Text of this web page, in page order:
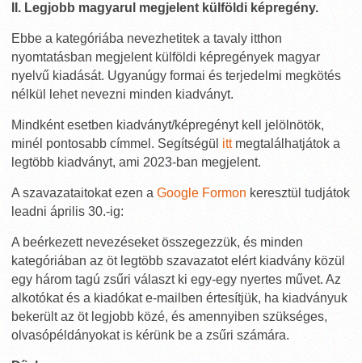
II. Legjobb magyarul megjelent külföldi képregény.
Ebbe a kategóriába nevezhetitek a tavaly itthon
nyomtatásban megjelent külföldi képregények magyar
nyelvű kiadását. Ugyanúgy formai és terjedelmi megkötés
nélkül lehet nevezni minden kiadványt.
Mindként esetben kiadványt/képregényt kell jelölnötök,
minél pontosabb címmel. Segítségül ittmegtalálhatjátok a
legtöbb kiadványt, ami 2023-ban megjelent.
A szavazataitokat ezen a Google Formon keresztül tudjátok
leadni április 30.-ig:
A beérkezett nevezéseket összegezzük, és minden
kategóriában az öt legtöbb szavazatot elért kiadvány közül
egy három tagú zsűri választ ki egy-egy nyertes művet. Az
alkotókat és a kiadókat e-mailben értesítjük, ha kiadványuk
bekerült az öt legjobb közé, és amennyiben szükséges,
olvasópéldányokat is kérünk be a zsűri számára.